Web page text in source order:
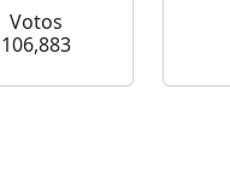
Votos
106,883